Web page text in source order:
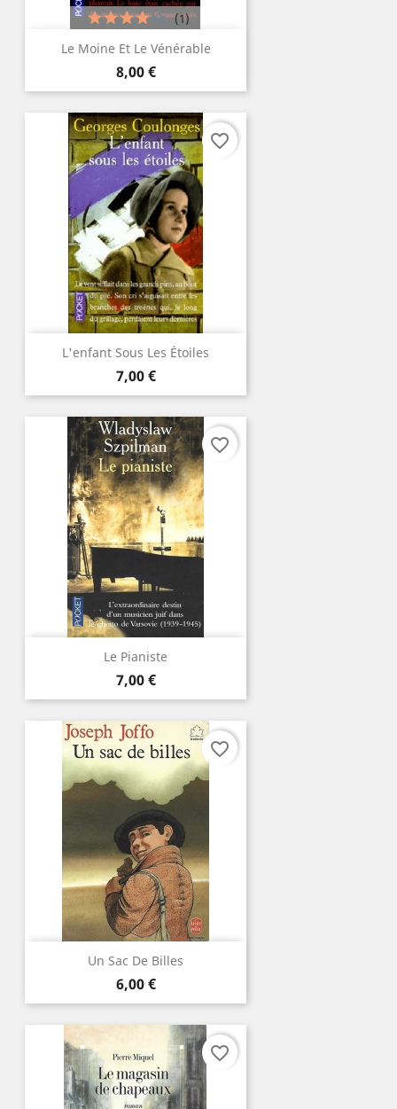
Le Moine Et Le Vénérable
Prix
8,00 €
(1)
L'enfant Sous Les Étoiles
Prix
7,00 €
favorite_border
Le Pianiste
Prix
7,00 €
favorite_border
Un Sac De Billes
Prix
6,00 €
favorite_border
favorite_border